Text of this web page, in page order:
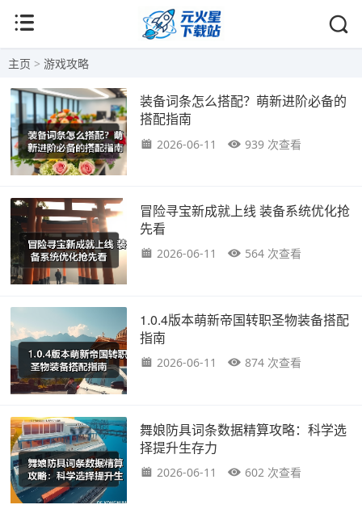
主页 > 游戏攻略
装备词条怎么搭配？萌新进阶必备的
搭配指南
2026-06-11 939 次查看
冒险寻宝新成就上线 装备系统优化抢
先看
2026-06-11 564 次查看
1.0.4版本萌新帝国转职圣物装备搭配
指南
2026-06-11 874 次查看
舞娘防具词条数据精算攻略：科学选
择提升生存力
2026-06-11 602 次查看